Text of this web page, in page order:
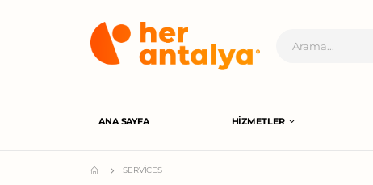
ANA SAYFA HIZMETLER
SERVICES